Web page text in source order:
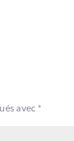
avec *